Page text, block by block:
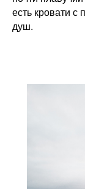
есть кровати с
душ.